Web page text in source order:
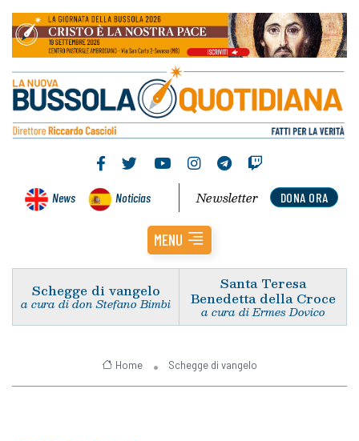
News Noticias DONA ORA
Newsletter
MENU
Schegge di vangelo
a cura di don Stefano Bimbi
Santa Teresa
Benedetta della Croce
a cura di Ermes Dovico
Home Schegge di vangelo